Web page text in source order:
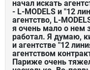
начал искать
- L-MODELS и "12
агентство, L-
я очень мало о нем
работал. Я думаю,
и агентстве "12
агентством
Париже очень